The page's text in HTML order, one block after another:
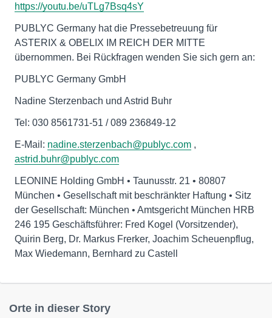
https://youtu.be/uTLg7Bsq4sY
PUBLYC Germany hat die Pressebetreuung für
ASTERIX & OBELIX IM REICH DER MITTE
übernommen. Bei Rückfragen wenden Sie sich gern an:
PUBLYC Germany GmbH
Nadine Sterzenbach und Astrid Buhr
Tel: 030 8561731-51 / 089 236849-12
E-Mail: nadine.sterzenbach@publyc.com ,
astrid.buhr@publyc.com
LEONINE Holding GmbH • Taunusstr. 21 • 80807
München • Gesellschaft mit beschränkter Haftung • Sitz
der Gesellschaft: München • Amtsgericht München HRB
246 195 Geschäftsführer: Fred Kogel (Vorsitzender),
Quirin Berg, Dr. Markus Frerker, Joachim Scheuenpflug,
Max Wiedemann, Bernhard zu Castell
Orte in dieser Story